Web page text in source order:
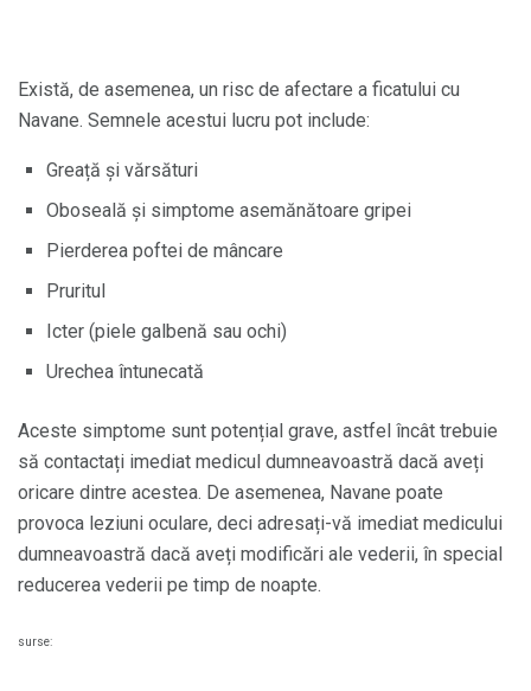
Există, de asemenea, un risc de afectare a ficatului cu
Navane. Semnele acestui lucru pot include:
Greață și vărsături
Oboseală și simptome asemănătoare gripei
Pierderea poftei de mâncare
Pruritul
Icter (piele galbenă sau ochi)
Urechea întunecată
Aceste simptome sunt potențial grave, astfel încât trebuie
să contactați imediat medicul dumneavoastră dacă aveți
oricare dintre acestea. De asemenea, Navane poate
provoca leziuni oculare, deci adresați-vă imediat medicului
dumneavoastră dacă aveți modificări ale vederii, în special
reducerea vederii pe timp de noapte.
surse: